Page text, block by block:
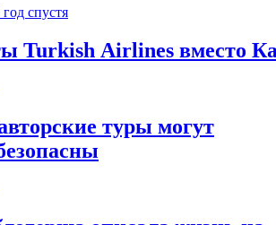
год спустя
Turkish Airlines вместо
туры могут